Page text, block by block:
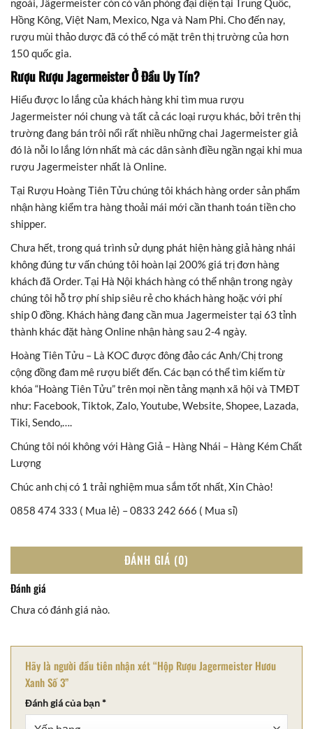
ngoài, Jägermeister còn có văn phòng đại diện tại Trung Quốc,
Hồng Kông, Việt Nam, Mexico, Nga và Nam Phi. Cho đến nay,
rượu mùi thảo dược đã có thể có mặt trên thị trường của hơn
150 quốc gia.
Rượu Rượu Jagermeister Ở Đầu Uy Tín?
Hiểu được lo lắng của khách hàng khi tìm mua rượu
Jagermeister nói chung và tất cả các loại rượu khác, bởi trên thị
trường đang bán trôi nổi rất nhiều những chai Jagermeister giả
đó là nỗi lo lắng lớn nhất mà các dân sành điều ngần ngại khi mua
rượu Jagermeister nhất là Online.
Tại Rượu Hoàng Tiên Tửu chúng tôi khách hàng order sản phẩm
nhận hàng kiểm tra hàng thoải mái mới cần thanh toán tiền cho
shipper.
Chưa hết, trong quá trình sử dụng phát hiện hàng giả hàng nhái
không đúng tư vấn chúng tôi hoàn lại 200% giá trị đơn hàng
khách đã Order. Tại Hà Nội khách hàng có thể nhận trong ngày
chúng tôi hỗ trợ phí ship siêu rẻ cho khách hàng hoặc với phí
ship 0 đồng. Khách hàng đang cần mua Jagermeister tại 63 tỉnh
thành khác đặt hàng Online nhận hàng sau 2-4 ngày.
Hoàng Tiên Tửu – Là KOC được đông đảo các Anh/Chị trong
cộng đồng đam mê rượu biết đến. Các bạn có thể tìm kiếm từ
khóa “Hoàng Tiên Tửu” trên mọi nền tảng mạnh xã hội và TMĐT
như: Facebook, Tiktok, Zalo, Youtube, Website, Shopee, Lazada,
Tiki, Sendo,….
Chúng tôi nói không với Hàng Giả – Hàng Nhái – Hàng Kém Chất
Lượng
Chúc anh chị có 1 trải nghiệm mua sắm tốt nhất, Xin Chào!
0858 474 333 ( Mua lẻ) – 0833 242 666 ( Mua sỉ)
ĐÁNH GIÁ (0)
Đánh giá
Chưa có đánh giá nào.
Hãy là người đầu tiên nhận xét “Hộp Rượu Jagermeister Hươu
Xanh Số 3”
Đánh giá của bạn*